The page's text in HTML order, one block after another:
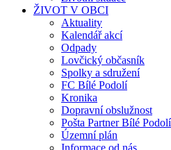
ŽIVOT V OBCI
Aktuality
Kalendář akcí
Odpady
Lovčický občasník
Spolky a sdružení
FC Bílé Podolí
Kronika
Dopravní obslužnost
Pošta Partner Bílé Podolí
Územní plán
Informace od nás